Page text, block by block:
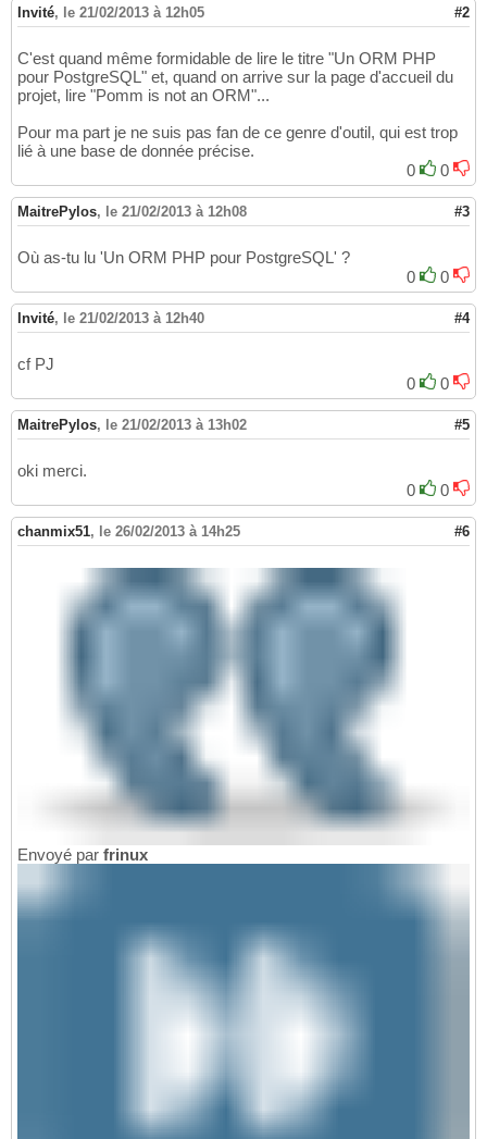
Invité, le 21/02/2013 à 12h05 #2
C'est quand même formidable de lire le titre "Un ORM PHP
pour PostgreSQL" et, quand on arrive sur la page d'accueil du
projet, lire "Pomm is not an ORM"...
Pour ma part je ne suis pas fan de ce genre d'outil, qui est trop
lié à une base de donnée précise.
0
0
MaitrePylos, le 21/02/2013 à 12h08 #3
Où as-tu lu 'Un ORM PHP pour PostgreSQL' ?
0
0
Invité, le 21/02/2013 à 12h40 #4
cf PJ
0
0
MaitrePylos, le 21/02/2013 à 13h02 #5
oki merci.
0
0
chanmix51, le 26/02/2013 à 14h25 #6
Envoyé par frinux